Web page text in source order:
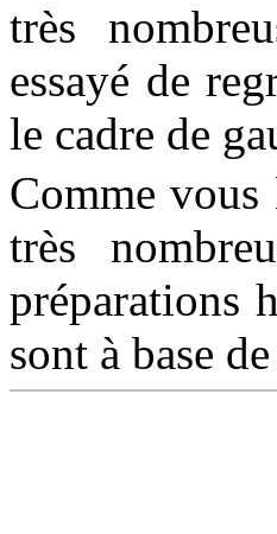
très
essayé de
le cadre de
Comme vous
très
préparations
sont à base